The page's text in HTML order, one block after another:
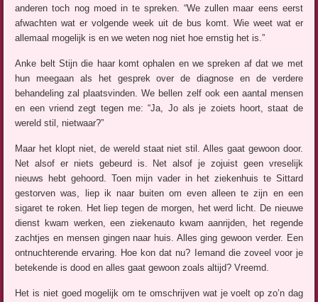
anderen toch nog moed in te spreken. “We zullen maar eens eerst
afwachten wat er volgende week uit de bus komt. Wie weet wat er
allemaal mogelijk is en we weten nog niet hoe ernstig het is.”
Anke belt Stijn die haar komt ophalen en we spreken af dat we met
hun meegaan als het gesprek over de diagnose en de verdere
behandeling zal plaatsvinden. We bellen zelf ook een aantal mensen
en een vriend zegt tegen me: “Ja, Jo als je zoiets hoort, staat de
wereld stil, nietwaar?”
Maar het klopt niet, de wereld staat niet stil. Alles gaat gewoon door.
Net alsof er niets gebeurd is. Net alsof je zojuist geen vreselijk
nieuws hebt gehoord. Toen mijn vader in het ziekenhuis te Sittard
gestorven was, liep ik naar buiten om even alleen te zijn en een
sigaret te roken. Het liep tegen de morgen, het werd licht. De nieuwe
dienst kwam werken, een ziekenauto kwam aanrijden, het regende
zachtjes en mensen gingen naar huis. Alles ging gewoon verder. Een
ontnuchterende ervaring. Hoe kon dat nu? Iemand die zoveel voor je
betekende is dood en alles gaat gewoon zoals altijd? Vreemd.
Het is niet goed mogelijk om te omschrijven wat je voelt op zo’n dag